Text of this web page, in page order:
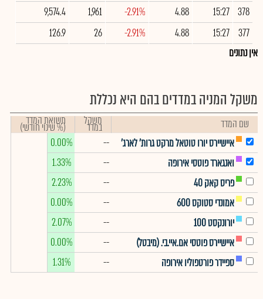
378
15:27
4.88
-2.91%
1,961
9,574.4
377
15:27
4.88
-2.91%
26
126.9
אין נתונים
משקל המניה במדדים בהם היא נכללת
שם המדד משקל
במדד תשואת המדד
(% שינוי חודשי)
איישיירס יורו טוטאל מרקט גרות' לארג'
--
0.00%
ואנגארד פוטסי אירופה
--
1.33%
פריס קאק 40
--
2.23%
אמונדי סטוקס 600
--
0.00%
יורונקסט 100
--
2.07%
איישיירס פוטסי אם.איי.בי. (מיבטל)
--
0.00%
ספיידר פורטפוליו אירופה
--
1.31%